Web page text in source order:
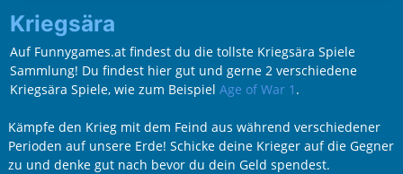
Kriegsära
Auf Funnygames.at findest du die tollste Kriegsära Spiele
Sammlung! Du findest hier gut und gerne 2 verschiedene
Kriegsära Spiele, wie zum Beispiel Age of War 1 .
Kämpfe den Krieg mit dem Feind aus während verschiedener
Perioden auf unsere Erde! Schicke deine Krieger auf die Gegner
zu und denke gut nach bevor du dein Geld spendest.